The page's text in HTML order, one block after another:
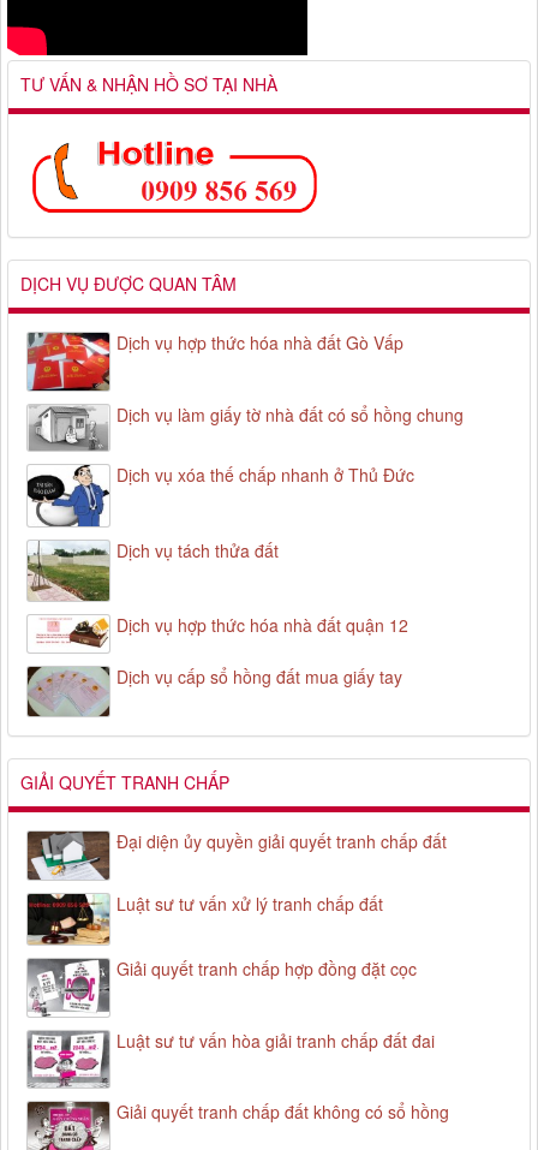
TƯ VẤN & NHẬN HỒ SƠ TẠI NHÀ
DỊCH VỤ ĐƯỢC QUAN TÂM
Dịch vụ hợp thức hóa nhà đất Gò Vấp
Dịch vụ làm giấy tờ nhà đất có sổ hồng chung
Dịch vụ xóa thế chấp nhanh ở Thủ Đức
Dịch vụ tách thửa đất
Dịch vụ hợp thức hóa nhà đất quận 12
Dịch vụ cấp sổ hồng đất mua giấy tay
GIẢI QUYẾT TRANH CHẤP
Đại diện ủy quyền giải quyết tranh chấp đất
Luật sư tư vấn xử lý tranh chấp đất
Giải quyết tranh chấp hợp đồng đặt cọc
Luật sư tư vấn hòa giải tranh chấp đất đai
Giải quyết tranh chấp đất không có sổ hồng